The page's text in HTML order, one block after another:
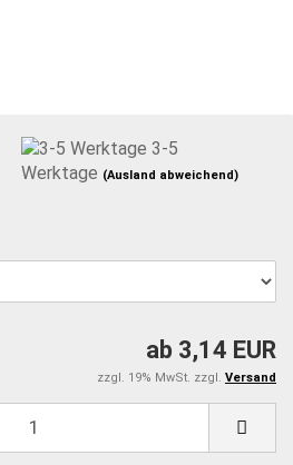
3-5
Werktage (Ausland abweichend)
ab 3,14 EUR
zzgl. 19% MwSt. zzgl. Versand